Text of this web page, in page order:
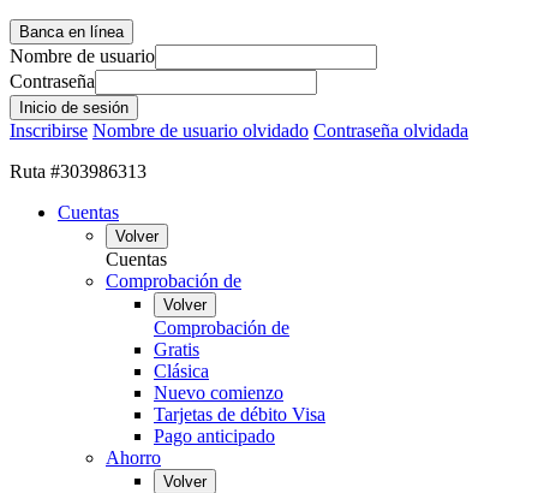
Banca en línea
Nombre de usuario
Contraseña
Inscribirse Nombre de usuario olvidado Contraseña olvidada
Ruta #303986313
Cuentas
Volver
Cuentas
Comprobación de
Volver
Comprobación de
Gratis
Clásica
Nuevo comienzo
Tarjetas de débito Visa
Pago anticipado
Ahorro
Volver